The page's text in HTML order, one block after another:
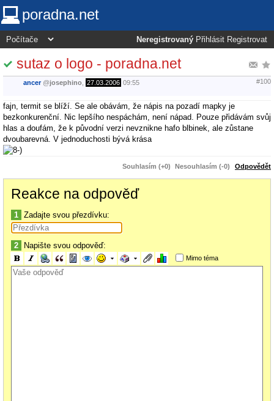
poradna.net
Neregistrovaný Přihlásit Registrovat
sutaz o logo - poradna.net
ancer @josephino 27.03.2006 09:55 #100
fajn, termit se blíží. Se ale obávám, že nápis na pozadí mapky je
bezkonkurenční. Nic lepšího nespáchám, není nápad. Pouze přidávám svůj
hlas a doufám, že k původní verzi nevznikne hafo blbinek, ale zůstane
dvoubarevná. V jednoduchosti bývá krása
Souhlasím (+0) Nesouhlasím (-0) Odpovědět
Reakce na odpověď
1 Zadajte svou přezdívku:
2 Napište svou odpověď:
Mimo téma